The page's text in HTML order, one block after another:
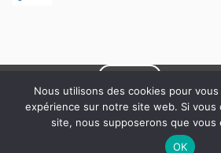
Mentions légales
Nous utilisons des cookies pour
expérience sur notre site web. Si vous
site, nous supposerons que vous
OK